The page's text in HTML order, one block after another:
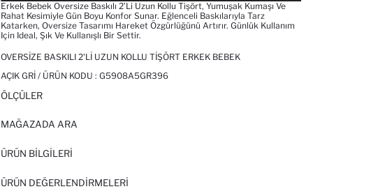
Erkek Bebek Oversize Baskılı 2’li Uzun Kollu Tişört, Yumuşak Kumaşı Ve
Rahat Kesimiyle Gün Boyu Konfor Sunar. Eğlenceli Baskılarıyla Tarz
Katarken, Oversize Tasarımı Hareket Özgürlüğünü Artırır. Günlük Kullanım
Için Ideal, Şık Ve Kullanışlı Bir Settir.
OVERSIZE BASKILI 2'LI UZUN KOLLU TIŞÖRT ERKEK BEBEK
AÇIK GRI / ÜRÜN KODU : G5908A5GR396
ÖLÇÜLER
MAĞAZADA ARA
ÜRÜN BILGILERI
ÜRÜN DEĞERLENDİRMELERİ